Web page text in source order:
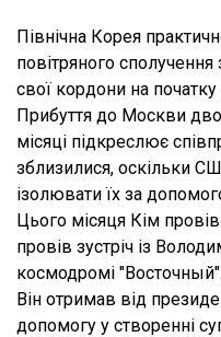
Північна Корея
повітряного
свої кордони на
Прибуття до Москви
місяці підкреслює
зблизилися, оскільки
ізолювати їх за
Цього місяця Кім
провів зустріч із
космодромі "Восточный".
Він отримав від
допомогу у створенні